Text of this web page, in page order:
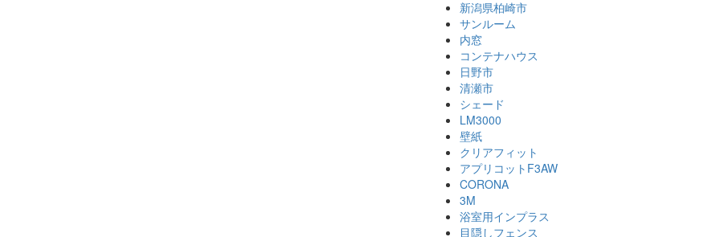
新潟県柏崎市
サンルーム
内窓
コンテナハウス
日野市
清瀬市
シェード
LM3000
壁紙
クリアフィット
アプリコットF3AW
CORONA
3M
浴室用インプラス
目隠しフェンス